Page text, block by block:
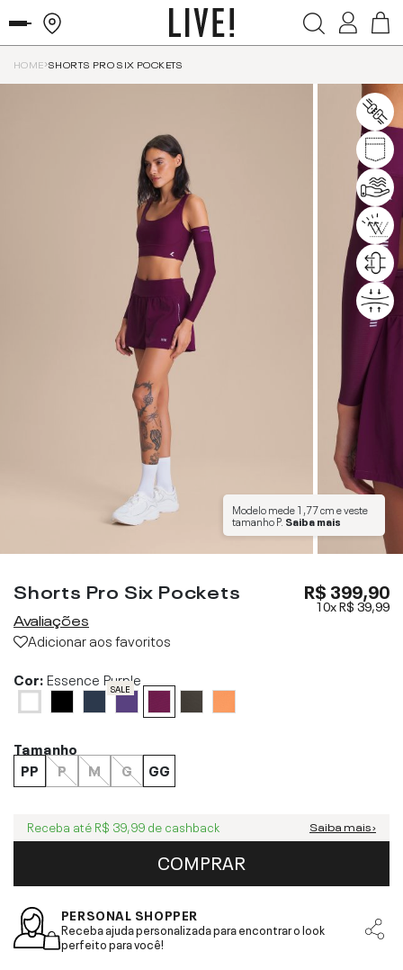
HOME SHORTS PRO SIX POCKETS
Modelo mede1,77 cme veste
tamanhoP. Saiba mais
Shorts Pro Six Pockets
Avaliações
Adicionar aos favoritos
R$ 399,90
10xR$ 39,99
Cor:Essence Purple
SALE
Tamanho
PP
P M G GG
Receba até R$ 39,99 de cashback Saiba mais ›
COMPRAR
PERSONAL SHOPPER
Receba ajuda personalizada para encontrar o look
perfeito para você!